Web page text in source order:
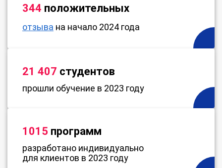
344 положительных
отзыва на начало 2024 года
21 407 студентов
прошли обучение в 2023 году
1015 программ
разработано индивидуально
для клиентов в 2023 году